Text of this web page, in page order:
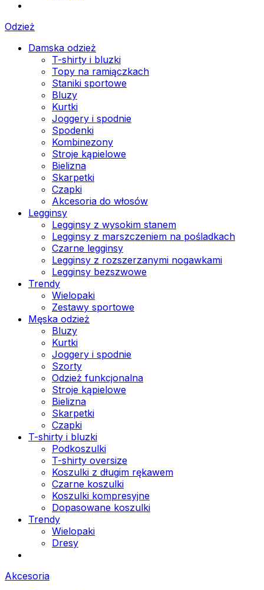
Odzież
Damska odzież
T-shirty i bluzki
Topy na ramiączkach
Staniki sportowe
Bluzy
Kurtki
Joggery i spodnie
Spodenki
Kombinezony
Stroje kąpielowe
Bielizna
Skarpetki
Czapki
Akcesoria do włosów
Legginsy
Legginsy z wysokim stanem
Legginsy z marszczeniem na pośladkach
Czarne legginsy
Legginsy z rozszerzanymi nogawkami
Legginsy bezszwowe
Trendy
Wielopaki
Zestawy sportowe
Męska odzież
Bluzy
Kurtki
Joggery i spodnie
Szorty
Odzież funkcjonalna
Stroje kąpielowe
Bielizna
Skarpetki
Czapki
T-shirty i bluzki
Podkoszulki
T-shirty oversize
Koszulki z długim rękawem
Czarne koszulki
Koszulki kompresyjne
Dopasowane koszulki
Trendy
Wielopaki
Dresy
Akcesoria